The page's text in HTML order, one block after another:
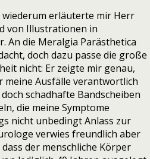
erläuterte mir Herr
von Illustrationen in
An die Meralgia Parästhetica
doch dazu passe die große
nicht: Er zeigte mir genau,
Ausfälle verantwortlich
schadhafte Bandscheiben
die meine Symptome
nicht unbedingt Anlass zur
verwies freundlich aber
der menschliche Körper